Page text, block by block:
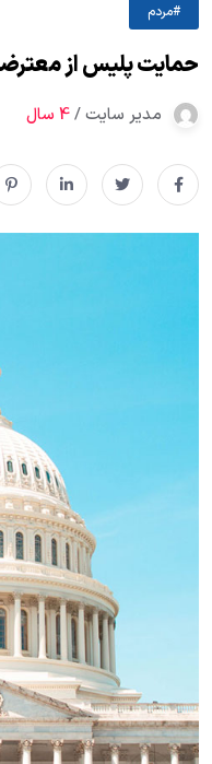
#مردم
حمایت پلیس از
مدیر سایت /4 سال